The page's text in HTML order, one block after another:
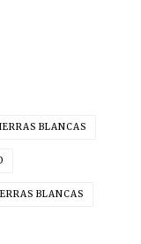
BLANCAS
BLANCAS